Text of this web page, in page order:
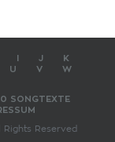
J
K
U V
W
SONGTEXTE
Reserved